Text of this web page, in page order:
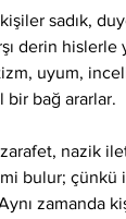
sadık,
derin
uyum,
bir bağ ararlar.
nazik
bulur;
zamanda